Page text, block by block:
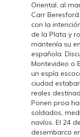
Oriental, al
Carr
con la
de la Plata y
mantenía su
española.
Montevideo o
un espía
ciudad
reales
Ponen proa
soldados,
navíos. El 24
desembarco